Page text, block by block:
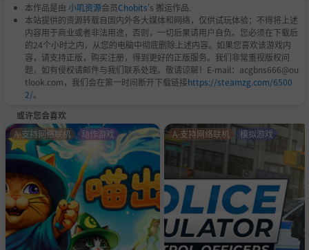
“后来我终于知道，它并不是我的花，我只是恰好途经了
它的盛放。”
“初恋”是深藏在每个人心中的珍贵回忆，那些学生时代
的情窦初开、年少时的憧憬幻想，纯真而热烈；那些求而
不得、错失遗憾，轰轰烈烈绽放又在岁月中凋零的“花
儿”，偶尔在寂静的深夜涌上心头。
《你好！我们还有场恋爱没谈》的创作初衷，正是希望将
这些念念不舍，却又因为时间、距离、现实而不得不忘却
的珍贵回忆，以另一种形式呈现给玩家。
“念念而忘”工作室由4名拥有十多年游戏行业经验的老
本作品是由 小叽资源会员Chobits's 搬运作品.
本站提供的资源转载自国内外各大媒体和网络，仅供试玩体验；不得将上述
内容用于商业或者非法用途，否则，一切后果请用户自负。您必须在下载后
的24个小时之内，从您的电脑中彻底删除上述内容。如果您喜欢该游戏内
容，请支持正版，购买注册，得到更好的正版服务。我们非常重视版权问
题，如有侵权请邮件与我们联系处理。敬请谅解！E-mail：acgbns666@ou
tlook.com，我们会在第一时间断开下载链接https://steamzg.com/6500
2/。
或许您会喜欢
A-支持网络联机 动作游戏 A-支持网络联机 模拟游戏